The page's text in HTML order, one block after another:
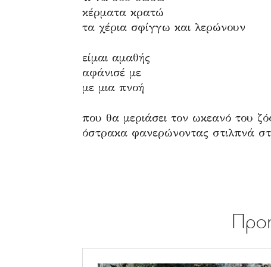
κέρματα κρατώ
τα χέρια σφίγγω και λερώνουν
είμαι αμαθής
αφάνισέ με
με μια πνοή
που θα μεριάσει τον ωκεανό του
όστρακα φανερώνοντας στιλπνά